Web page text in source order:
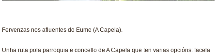
Fervenzas nos afluentes do Eume (A Capela).
Unha ruta pola parroquia e concello de A Capela que ten varias opcións: facela